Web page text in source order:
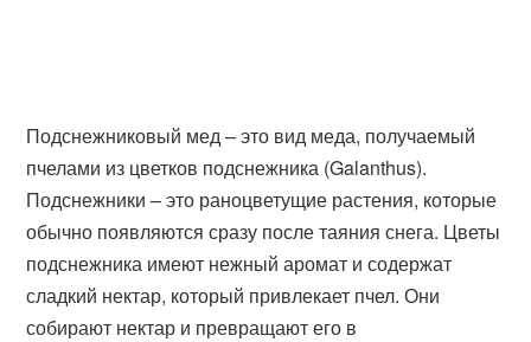
Подснежниковый мед – это вид меда, получаемый
пчелами из цветков подснежника (Galanthus).
Подснежники – это раноцветущие растения, которые
обычно появляются сразу после таяния снега. Цветы
подснежника имеют нежный аромат и содержат
сладкий нектар, который привлекает пчел. Они
собирают нектар и превращают его в